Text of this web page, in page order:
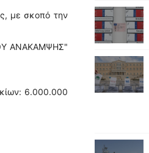
με σκοπό την
ΑΝΑΚΑΜΨΗΣ"
6.000.000